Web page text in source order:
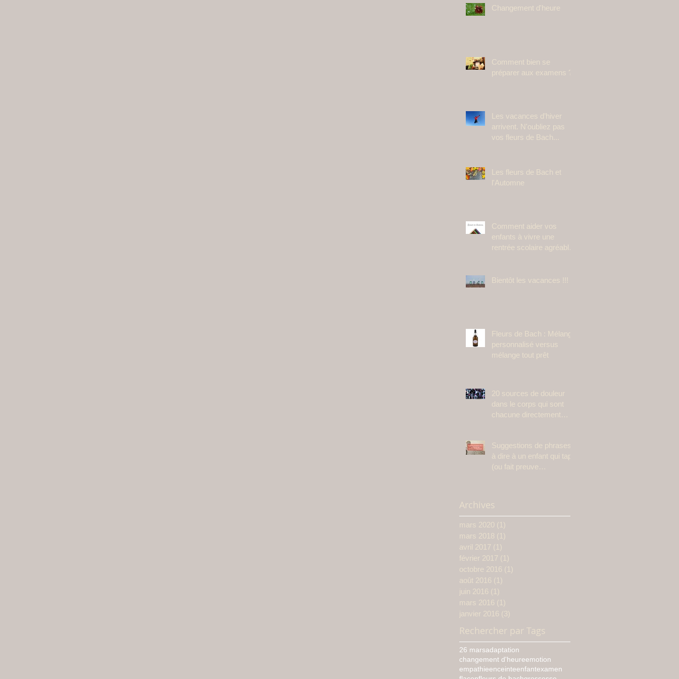
Changement d'heure
Comment bien se
préparer aux examens ?
Les vacances d’hiver
arrivent. N'oubliez pas
vos fleurs de Bach...
Les fleurs de Bach et
l'Automne
Comment aider vos
enfants à vivre une
rentrée scolaire agréable
Bientôt les vacances !!!
Fleurs de Bach : Mélange
personnalisé versus
mélange tout prêt
20 sources de douleur
dans le corps qui sont
chacune directement
Suggestions de phrases
à dire à un enfant qui tape
(ou fait preuve
Archives
mars 2020 (1)
mars 2018 (1)
avril 2017 (1)
février 2017 (1)
octobre 2016 (1)
août 2016 (1)
juin 2016 (1)
mars 2016 (1)
janvier 2016 (3)
Rechercher par Tags
26 marsadaptation
changement d'heureemotion
empathieenceinteenfantexamen